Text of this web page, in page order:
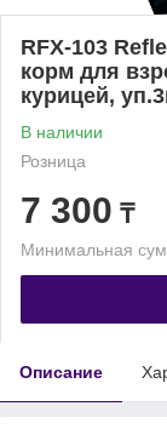
RFX-103
корм для
курицей,
В наличии
Розница
7 300 ₸
Минимальная
Описание